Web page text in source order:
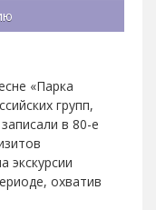
«Парка
групп,
в 80-е
экскурсии
охватив